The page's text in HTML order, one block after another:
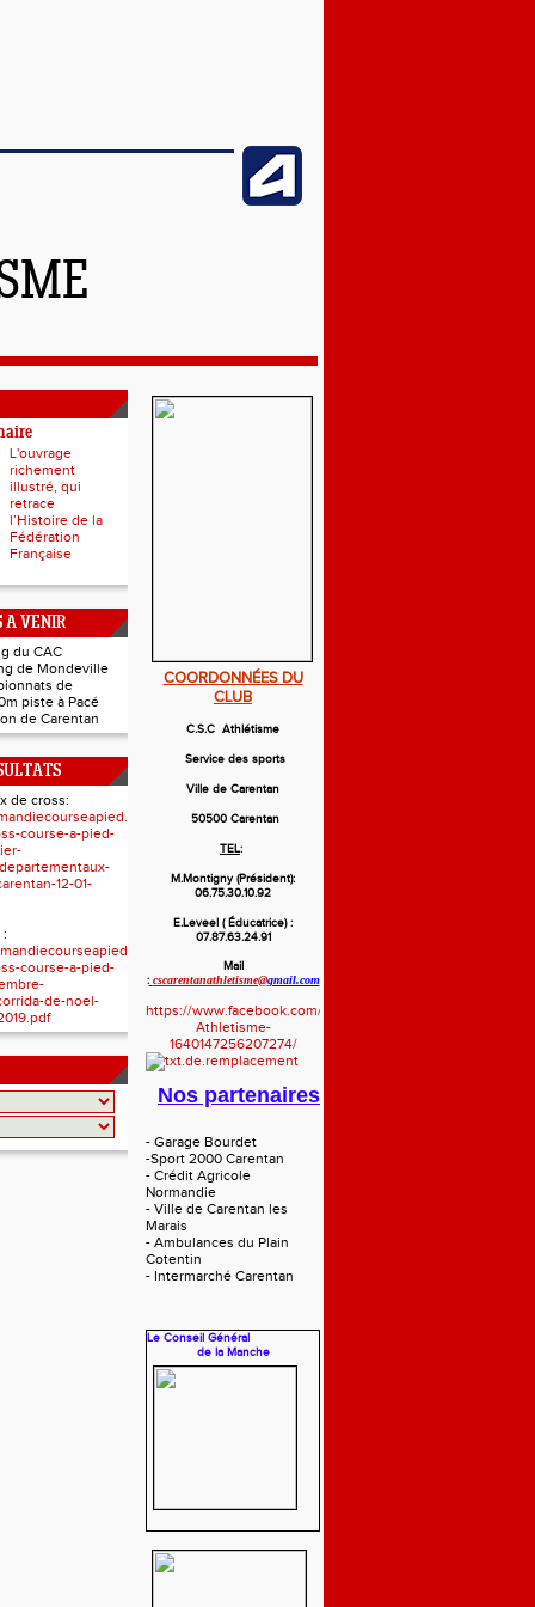
L'ouvrage
richement
illustré, qui
retrace
l’Histoire de la
Fédération
Française
A VENIR
du CAC
de Mondeville
de
piste à Pacé
de Carentan
de cross:
resultats/resultats-
course-a-pied-
12-01-
resultats/resultats-
course-a-pied-
de-noel-
COORDONNÉES DU
CLUB
C.S.C Athlétisme
Service des sports
Ville de Carentan
50500 Carentan
TEL:
M.Montigny (Président):
06.75.30.10.92
E.Leveel ( Éducatrice) :
07.87.63.24.91
Mail
: cscarentanathletisme@gmail.com
https://www.facebook.com/Cscarentan-
Athletisme-
1640147256207274/
Nos partenaires
- Garage Bourdet
-Sport 2000 Carentan
- Crédit Agricole
Normandie
- Ville de Carentan les
Marais
- Ambulances du Plain
Cotentin
- Intermarché Carentan
Le Conseil Général
de la Manche